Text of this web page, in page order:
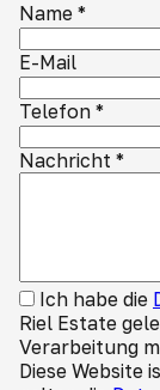
Name *
E-Mail
Telefon *
Nachricht *
Ich habe die
Riel Estate
Verarbeitung
Diese Website